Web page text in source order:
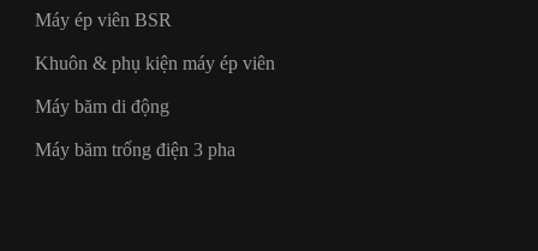
Máy ép viên BSR
Khuôn & phụ kiện máy ép viên
Máy băm di động
Máy băm trống điện 3 pha